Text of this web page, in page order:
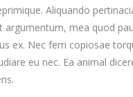
Aliquando
argumentum, mea quod
ex. Nec ferri copiosae
eu nec. Ea animal